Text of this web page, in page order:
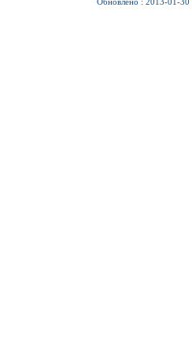
Обновлено : 2013-01-30